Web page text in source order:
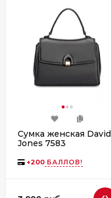
Сумка женская David
Jones 7583
+200 БАЛЛОВ!